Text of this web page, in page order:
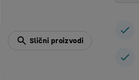
Slični proizvodi